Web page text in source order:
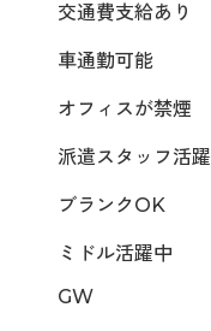
交通費支給あり
車通勤可能
オフィスが禁煙
派遣スタッフ活
ブランクOK
ミドル活躍中
GW